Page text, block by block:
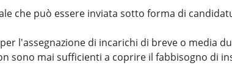
che può essere inviata sotto forma di
l'assegnazione di incarichi di breve o media
mai sufficienti a coprire il fabbisogno di